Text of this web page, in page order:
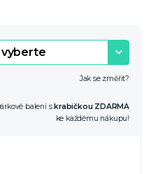
Jak se změřit?
balení skrabičkou ZDARMA
ke každému nákupu!